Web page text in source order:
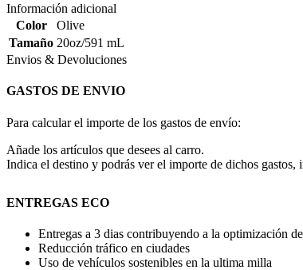
Información adicional
Color
Olive
Tamaño 20oz/591 mL
Envios & Devoluciones
GASTOS DE ENVIO
Para calcular el importe de los gastos de envío:
Añade los artículos que desees al carro.
Indica el destino y podrás ver el importe de dichos gastos,
ENTREGAS ECO
Entregas a 3 dias contribuyendo a la optimización
Reducción tráfico en ciudades
Uso de vehículos sostenibles en la ultima milla